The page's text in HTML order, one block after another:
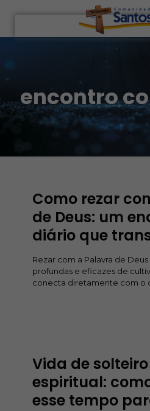
encontro
Como rezar
de Deus: um
diário que
Rezar com a Palavra de
profundas e eficazes de
conecta diretamente com o
Vida de
espiritual:
esse tempo